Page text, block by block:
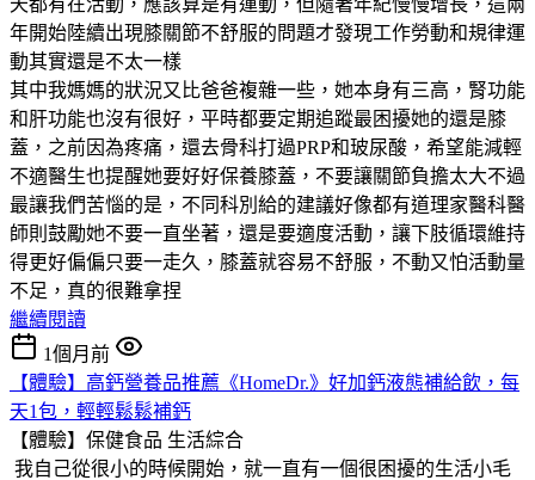
年開始陸續出現膝關節不舒服的問題才發現工作勞動和規律運
動其實還是不太一樣
其中我媽媽的狀況又比爸爸複雜一些，她本身有三高，腎功能
和肝功能也沒有很好，平時都要定期追蹤最困擾她的還是膝
蓋，之前因為疼痛，還去骨科打過PRP和玻尿酸，希望能減輕
不適醫生也提醒她要好好保養膝蓋，不要讓關節負擔太大不過
最讓我們苦惱的是，不同科別給的建議好像都有道理家醫科醫
師則鼓勵她不要一直坐著，還是要適度活動，讓下肢循環維持
得更好偏偏只要一走久，膝蓋就容易不舒服，不動又怕活動量
不足，真的很難拿捏
繼續閱讀
1個月前
【體驗】高鈣營養品推薦《HomeDr.》好加鈣液態補給飲，每
天1包，輕輕鬆鬆補鈣
【體驗】保健食品 生活綜合
我自己從很小的時候開始，就一直有一個很困擾的生活小毛